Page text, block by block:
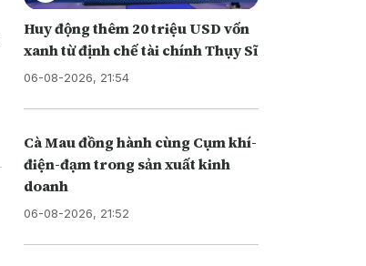
Huy động thêm 20 triệu USD vốn
xanh từ định chế tài chính Thụy Sĩ
06-08-2026, 21:54
Cà Mau đồng hành cùng Cụm khí-
điện-đạm trong sản xuất kinh
doanh
06-08-2026, 21:52